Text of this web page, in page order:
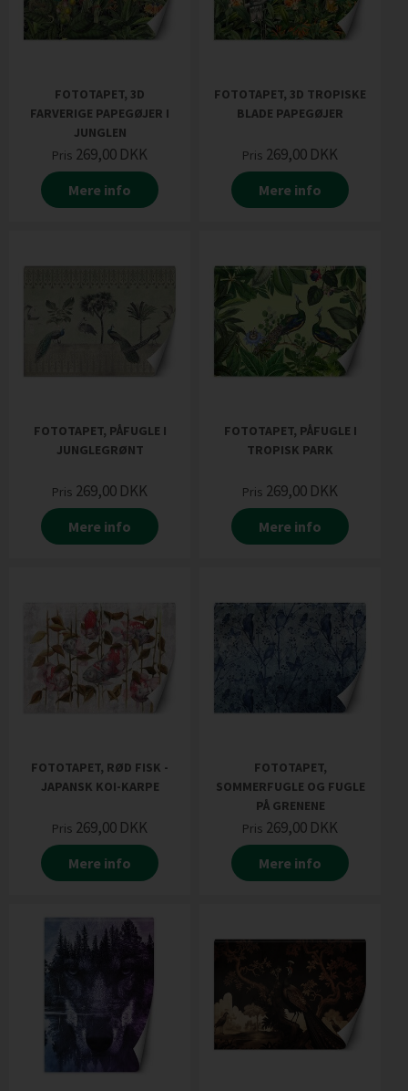
FOTOTAPET, 3D
FARVERIGE PAPEGØJER I
JUNGLEN
Pris 269,00 DKK
Mere info
FOTOTAPET, 3D TROPISKE
BLADE PAPEGØJER
Pris 269,00 DKK
Mere info
FOTOTAPET, PÅFUGLE I
JUNGLEGRØNT
Pris 269,00 DKK
Mere info
FOTOTAPET, PÅFUGLE I
TROPISK PARK
Pris 269,00 DKK
Mere info
FOTOTAPET, RØD FISK -
JAPANSK KOI-KARPE
Pris 269,00 DKK
Mere info
FOTOTAPET,
SOMMERFUGLE OG FUGLE
PÅ GRENENE
Pris 269,00 DKK
Mere info